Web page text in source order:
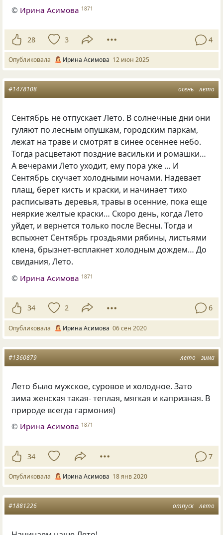
© Ирина Асимова 1871
28 3 4
Опубликовала Ирина Асимова 12 июн 2025
осень лето
#1478108
Сентябрь не отпускает Лето. В солнечные дни они
гуляют по лесным опушкам, городским паркам,
лежат на траве и смотрят в синее осеннее небо.
Тогда расцветают поздние васильки и ромашки…
А вечерами Лето уходит, ему пора уже … И
Сентябрь скучает холодными ночами. Надевает
плащ, берет кисть и краски, и начинает тихо
расписывать деревья, травы в осенние, пока еще
неяркие желтые краски… Скоро день, когда Лето
уйдет, и вернется только после Весны. Тогда и
вспыхнет Сентябрь гроздьями рябины, листьями
клена, брызнет-всплакнет холодным дождем… До
свидания, Лето.
© Ирина Асимова 1871
34 2 6
Опубликовала Ирина Асимова 06 сен 2020
лето зима
#1360879
Лето было мужское, суровое и холодное. Зато
зима женская такая- теплая, мягкая и капризная. В
природе всегда гармония)
© Ирина Асимова 1871
34 7
Опубликовала Ирина Асимова 18 янв 2020
отпуск лето
#1881226